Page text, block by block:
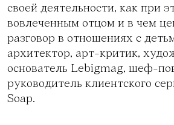
своей деятельности, как при
вовлеченным отцом и в чем
разговор в отношениях с
архитектор, арт-критик,
основатель Lebigmag, шеф-
руководитель клиентского
Soap.